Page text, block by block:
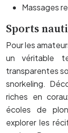
Massages
Sports
Pour les
un véritable
transparentes
snorkeling.
riches en
écoles de
explorer les